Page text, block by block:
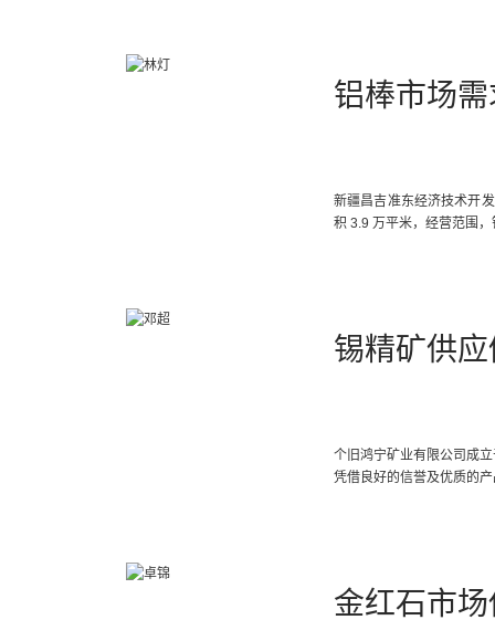
铝棒市场
新疆昌吉准东经济技术开
积 3.9 万平米，经营范围
锡精矿供
个旧鸿宁矿业有限公司成
凭借良好的信誉及优质的
金红石市